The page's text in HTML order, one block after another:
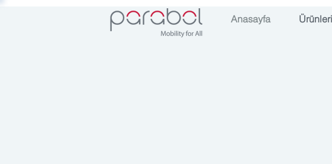
Anasayfa